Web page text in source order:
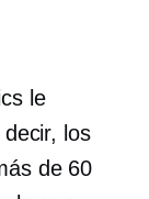
le
los
de 60